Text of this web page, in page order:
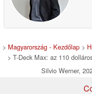
> Magyarország - Kezdőlap >
> T-Deck Max: az 110
Silvio Werner,